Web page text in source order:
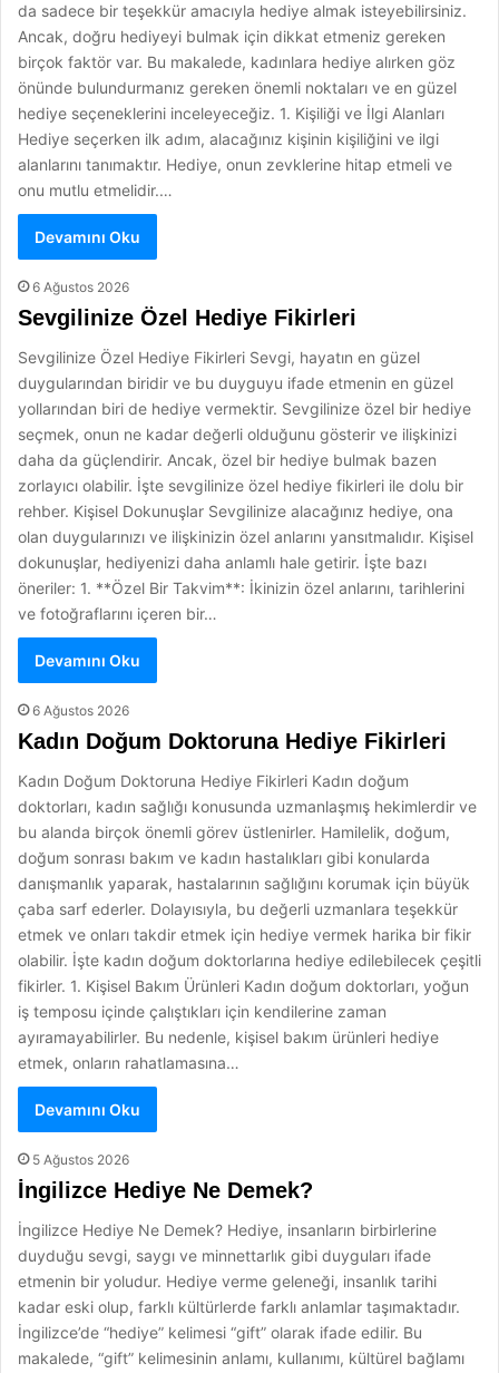
da sadece bir teşekkür amacıyla hediye almak isteyebilirsiniz.
Ancak, doğru hediyeyi bulmak için dikkat etmeniz gereken
birçok faktör var. Bu makalede, kadınlara hediye alırken göz
önünde bulundurmanız gereken önemli noktaları ve en güzel
hediye seçeneklerini inceleyeceğiz. 1. Kişiliği ve İlgi Alanları
Hediye seçerken ilk adım, alacağınız kişinin kişiliğini ve ilgi
alanlarını tanımaktır. Hediye, onun zevklerine hitap etmeli ve
onu mutlu etmelidir.…
Devamını Oku
6 Ağustos 2026
Sevgilinize Özel Hediye Fikirleri
Sevgilinize Özel Hediye Fikirleri Sevgi, hayatın en güzel
duygularından biridir ve bu duyguyu ifade etmenin en güzel
yollarından biri de hediye vermektir. Sevgilinize özel bir hediye
seçmek, onun ne kadar değerli olduğunu gösterir ve ilişkinizi
daha da güçlendirir. Ancak, özel bir hediye bulmak bazen
zorlayıcı olabilir. İşte sevgilinize özel hediye fikirleri ile dolu bir
rehber. Kişisel Dokunuşlar Sevgilinize alacağınız hediye, ona
olan duygularınızı ve ilişkinizin özel anlarını yansıtmalıdır. Kişisel
dokunuşlar, hediyenizi daha anlamlı hale getirir. İşte bazı
öneriler: 1. **Özel Bir Takvim**: İkinizin özel anlarını, tarihlerini
ve fotoğraflarını içeren bir…
Devamını Oku
6 Ağustos 2026
Kadın Doğum Doktoruna Hediye Fikirleri
Kadın Doğum Doktoruna Hediye Fikirleri Kadın doğum
doktorları, kadın sağlığı konusunda uzmanlaşmış hekimlerdir ve
bu alanda birçok önemli görev üstlenirler. Hamilelik, doğum,
doğum sonrası bakım ve kadın hastalıkları gibi konularda
danışmanlık yaparak, hastalarının sağlığını korumak için büyük
çaba sarf ederler. Dolayısıyla, bu değerli uzmanlara teşekkür
etmek ve onları takdir etmek için hediye vermek harika bir fikir
olabilir. İşte kadın doğum doktorlarına hediye edilebilecek çeşitli
fikirler. 1. Kişisel Bakım Ürünleri Kadın doğum doktorları, yoğun
iş temposu içinde çalıştıkları için kendilerine zaman
ayıramayabilirler. Bu nedenle, kişisel bakım ürünleri hediye
etmek, onların rahatlamasına…
Devamını Oku
5 Ağustos 2026
İngilizce Hediye Ne Demek?
İngilizce Hediye Ne Demek? Hediye, insanların birbirlerine
duyduğu sevgi, saygı ve minnettarlık gibi duyguları ifade
etmenin bir yoludur. Hediye verme geleneği, insanlık tarihi
kadar eski olup, farklı kültürlerde farklı anlamlar taşımaktadır.
İngilizce’de “hediye” kelimesi “gift” olarak ifade edilir. Bu
makalede, “gift” kelimesinin anlamı, kullanımı, kültürel bağlamı